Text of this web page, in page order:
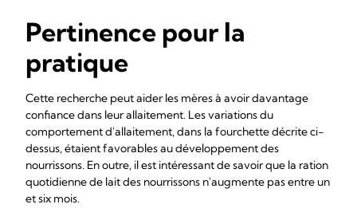
Pertinence pour la
pratique
Cette recherche peut aider les mères à avoir davantage
confiance dans leur allaitement. Les variations du
comportement d'allaitement, dans la fourchette décrite ci-
dessus, étaient favorables au développement des
nourrissons. En outre, il est intéressant de savoir que la ration
quotidienne de lait des nourrissons n'augmente pas entre un
et six mois.